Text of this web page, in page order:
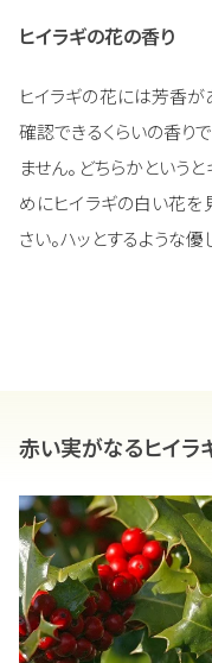
ヒイラギの花の香り
ヒイラギの花には芳香が
確認できるくらいの香り
ません。どちらかという
めにヒイラギの白い花を
さい。ハッとするような
赤い実がなるヒイラ